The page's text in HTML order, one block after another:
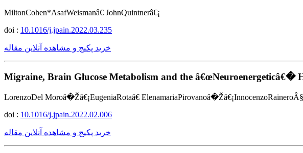
MiltonCohen*AsafWeismanâ€ JohnQuintnerâ€¡
doi : 10.1016/j.jpain.2022.03.235
خرید پکیج و مشاهده آنلاین مقاله
Migraine, Brain Glucose Metabolism and the â€œNeuroenergeticâ€�
LorenzoDel Moroâ�Žâ€¡EugeniaRotaâ€ ElenamariaPirovanoâ�Žâ€¡InnocenzoRaineroÂ§
doi : 10.1016/j.jpain.2022.02.006
خرید پکیج و مشاهده آنلاین مقاله